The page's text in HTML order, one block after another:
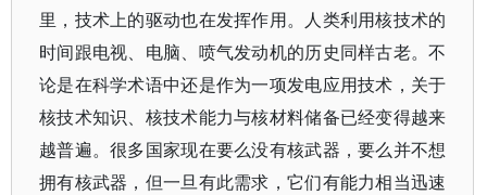
里，技术上的驱动也在发挥作用。人类利用核技术的
时间跟电视、电脑、喷气发动机的历史同样古老。不
论是在科学术语中还是作为一项发电应用技术，关于
核技术知识、核技术能力与核材料储备已经变得越来
越普遍。很多国家现在要么没有核武器，要么并不想
拥有核武器，但一旦有此需求，它们有能力相当迅速